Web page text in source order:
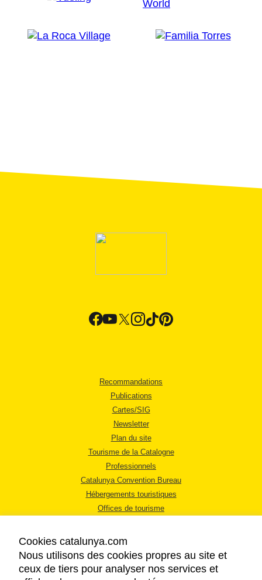
Recommandations
Publications
Cartes/SIG
Newsletter
Plan du site
Tourisme de la Catalogne
Professionnels
Catalunya Convention Bureau
Hébergements touristiques
Offices de tourisme
Cookies catalunya.com
Nous utilisons des cookies propres au site et
ceux de tiers pour analyser nos services et